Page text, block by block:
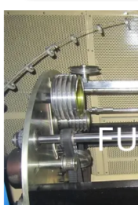
CONTACTEZ-
NOUS
NOUVELLES
LES
AFFAIRES